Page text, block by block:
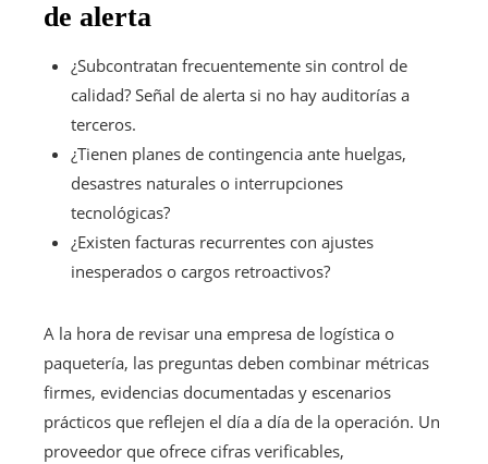
de alerta
¿Subcontratan frecuentemente sin control de
calidad? Señal de alerta si no hay auditorías a
terceros.
¿Tienen planes de contingencia ante huelgas,
desastres naturales o interrupciones
tecnológicas?
¿Existen facturas recurrentes con ajustes
inesperados o cargos retroactivos?
A la hora de revisar una empresa de logística o
paquetería, las preguntas deben combinar métricas
firmes, evidencias documentadas y escenarios
prácticos que reflejen el día a día de la operación. Un
proveedor que ofrece cifras verificables,